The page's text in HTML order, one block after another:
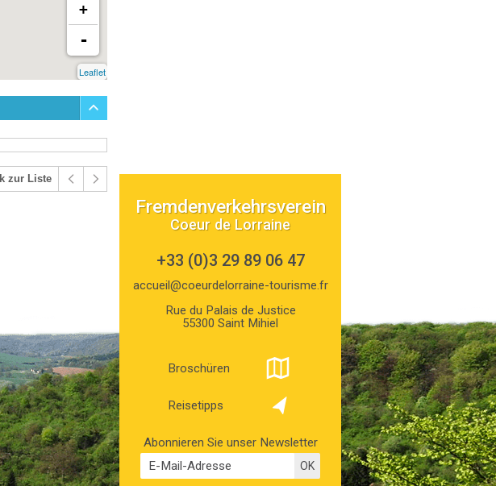
+
-
Leaflet
zur Liste
Fremdenverkehrsverein
Coeur de Lorraine
+33 (0)3 29 89 06 47
accueil@coeurdelorraine-tourisme.fr
Rue du Palais de Justice
55300 Saint Mihiel
Broschüren
Reisetipps
Abonnieren Sie unser Newsletter